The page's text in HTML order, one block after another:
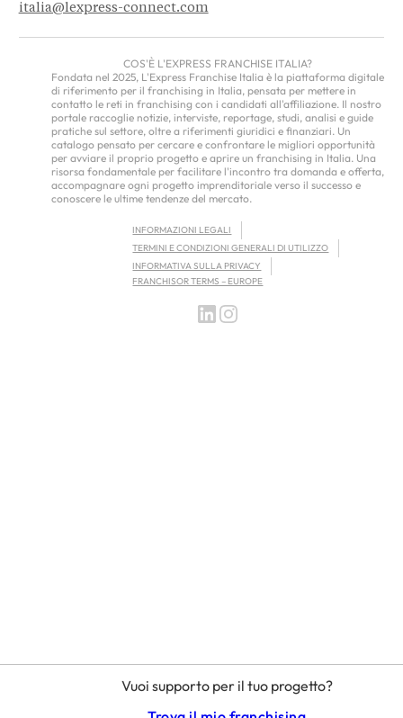
Vuoi supporto per il tuo progetto?
italia@lexpress-connect.com
COS'È L'EXPRESS FRANCHISE ITALIA?
Fondata nel 2025, L'Express Franchise Italia è la piattaforma digitale
di riferimento per il franchising in Italia, pensata per mettere in
contatto le reti in franchising con i candidati all'affiliazione. Il nostro
portale raccoglie notizie, interviste, reportage, studi, analisi e guide
pratiche sul settore, oltre a riferimenti giuridici e finanziari. Un
catalogo pensato per cercare e confrontare le migliori opportunità
per avviare il proprio progetto e aprire un franchising in Italia. Una
risorsa fondamentale per facilitare l'incontro tra domanda e offerta,
accompagnare ogni progetto imprenditoriale verso il successo e
conoscere le ultime tendenze del mercato.
INFORMAZIONI LEGALI
TERMINI E CONDIZIONI GENERALI DI UTILIZZO
INFORMATIVA SULLA PRIVACY
FRANCHISOR TERMS – EUROPE